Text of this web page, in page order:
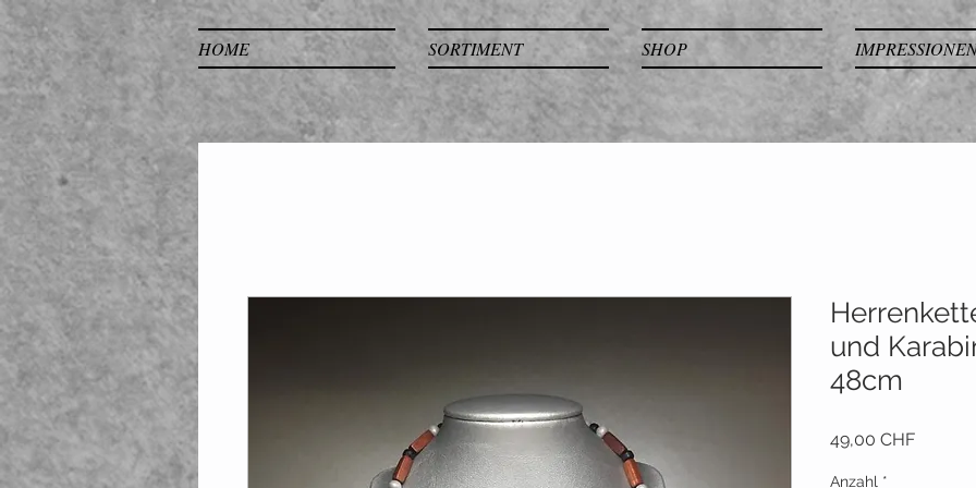
HOME SORTIMENT SHOP
und
48cm
49,00 CHFPreis
Anzahl *